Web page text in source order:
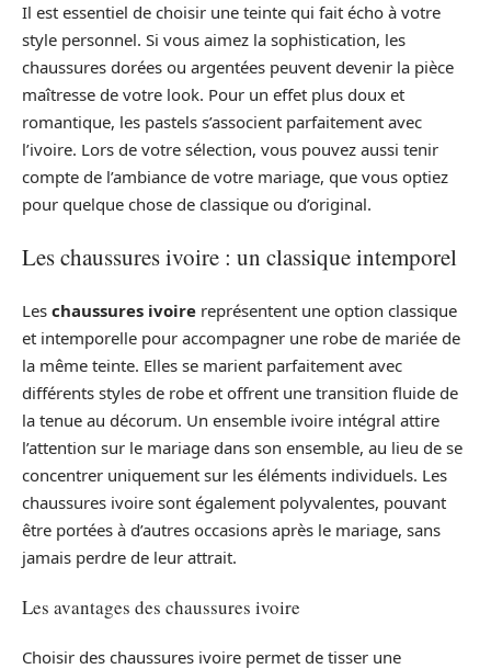
Il est essentiel de choisir une teinte qui fait écho à votre
style personnel. Si vous aimez la sophistication, les
chaussures dorées ou argentées peuvent devenir la pièce
maîtresse de votre look. Pour un effet plus doux et
romantique, les pastels s’associent parfaitement avec
l’ivoire. Lors de votre sélection, vous pouvez aussi tenir
compte de l’ambiance de votre mariage, que vous optiez
pour quelque chose de classique ou d’original.
Les chaussures ivoire : un classique intemporel
Les chaussures ivoire représentent une option classique
et intemporelle pour accompagner une robe de mariée de
la même teinte. Elles se marient parfaitement avec
différents styles de robe et offrent une transition fluide de
la tenue au décorum. Un ensemble ivoire intégral attire
l’attention sur le mariage dans son ensemble, au lieu de se
concentrer uniquement sur les éléments individuels. Les
chaussures ivoire sont également polyvalentes, pouvant
être portées à d’autres occasions après le mariage, sans
jamais perdre de leur attrait.
Les avantages des chaussures ivoire
Choisir des chaussures ivoire permet de tisser une